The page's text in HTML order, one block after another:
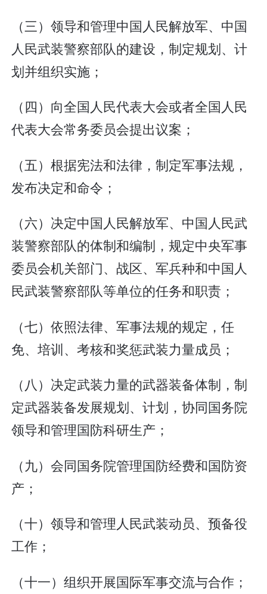
（三）领导和管理中国人民解放军、中国
人民武装警察部队的建设，制定规划、计
划并组织实施；
（四）向全国人民代表大会或者全国人民
代表大会常务委员会提出议案；
（五）根据宪法和法律，制定军事法规，
发布决定和命令；
（六）决定中国人民解放军、中国人民武
装警察部队的体制和编制，规定中央军事
委员会机关部门、战区、军兵种和中国人
民武装警察部队等单位的任务和职责；
（七）依照法律、军事法规的规定，任
免、培训、考核和奖惩武装力量成员；
（八）决定武装力量的武器装备体制，制
定武器装备发展规划、计划，协同国务院
领导和管理国防科研生产；
（九）会同国务院管理国防经费和国防资
产；
（十）领导和管理人民武装动员、预备役
工作；
（十一）组织开展国际军事交流与合作；